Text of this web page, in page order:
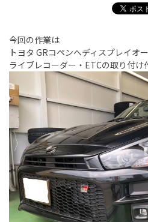
今回の作業は
トヨタ GRコペンへディスプレイオ
ライブレコーダー・ETCの取り付け